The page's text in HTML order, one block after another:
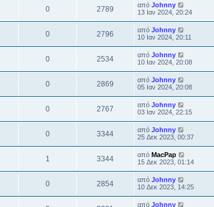
0 2789 από Johnny
13 Ιαν 2024, 20:24
0 2796 από Johnny
10 Ιαν 2024, 20:11
0 2534 από Johnny
10 Ιαν 2024, 20:08
0 2869 από Johnny
05 Ιαν 2024, 20:08
0 2767 από Johnny
03 Ιαν 2024, 22:15
0 3344 από Johnny
25 Δεκ 2023, 00:37
1 3344 από MacPap
15 Δεκ 2023, 01:14
0 2854 από Johnny
10 Δεκ 2023, 14:25
από Johnny